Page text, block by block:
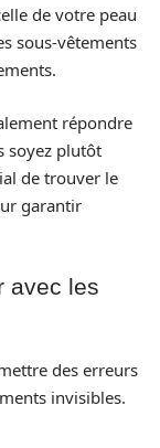
de votre peau
sous-vêtements
répondre
soyez plutôt
de trouver le
garantir
avec les
des erreurs
invisibles.